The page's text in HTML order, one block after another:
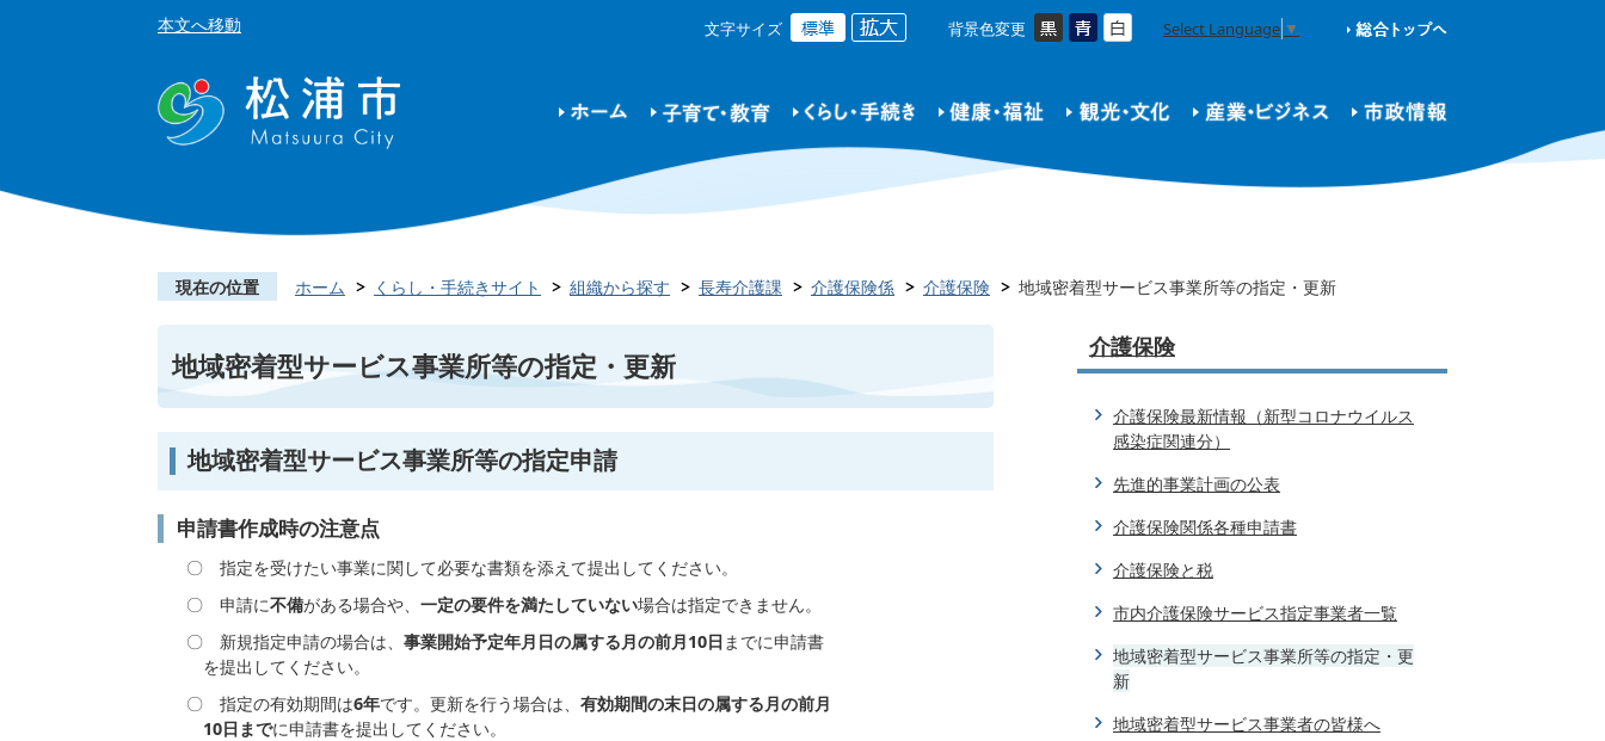
本文へ移動 文字サイズ 背景色変更 Select Language ▼
現在の位置 ホーム くらし・手続きサイト 組織から探す 長寿介護課 介護保険係 介護保険 地域密着型サービス事業所等の指定・更新
地域密着型サービス事業所等の指定・更新
地域密着型サービス事業所等の指定申請
申請書作成時の注意点
〇 指定を受けたい事業に関して必要な書類を添えて提出してください。
〇 申請に不備がある場合や、 一定の要件を満たしていない場合は指定できません。
〇 新規指定申請の場合は、 事業開始予定年月日の属する月の前月10日までに申請書
を提出してください。
〇 指定の有効期間は6年です。更新を行う場合は、 有効期間の末日の属する月の前月
10日までに申請書を提出してください。
介護保険
介護保険最新情報（新型コロナウイルス
感染症関連分）
先進的事業計画の公表
介護保険関係各種申請書
介護保険と税
市内介護保険サービス指定事業者一覧
地域密着型サービス事業所等の指定・更
新
地域密着型サービス事業者の皆様へ